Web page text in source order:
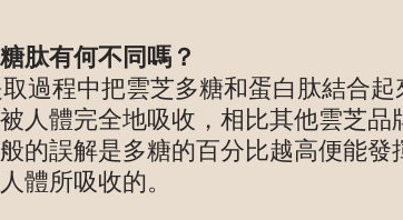
肽有何不同嗎？
過程中把雲芝多糖和蛋白肽結合
人體完全地吸收，相比其他雲芝品
的誤解是多糖的百分比越高便能發
體所吸收的。